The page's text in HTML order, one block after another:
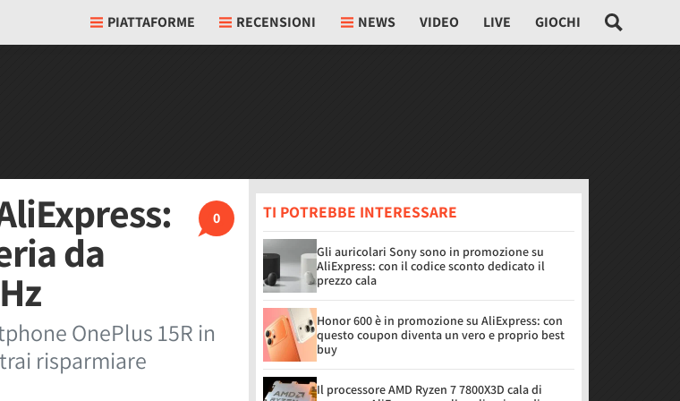
PIATTAFORME RECENSIONI NEWS VIDEO LIVE GIOCHI
0
da
OnePlus 15R in
risparmiare
TI POTREBBE INTERESSARE
Gli auricolari Sony sono in promozione su
AliExpress: con il codice sconto dedicato il
prezzo cala
Honor 600 è in promozione su AliExpress: con
questo coupon diventa un vero e proprio best
buy
Il processore AMD Ryzen 7 7800X3D cala di